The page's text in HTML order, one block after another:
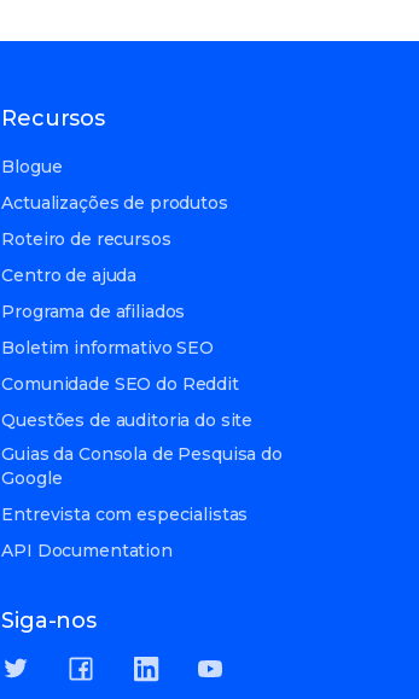
Recursos
Blogue
Actualizações de produtos
Roteiro de recursos
Centro de ajuda
Programa de afiliados
Boletim informativo SEO
Comunidade SEO do Reddit
Questões de auditoria do site
Guias da Consola de Pesquisa do
Google
Entrevista com especialistas
API Documentation
Siga-nos